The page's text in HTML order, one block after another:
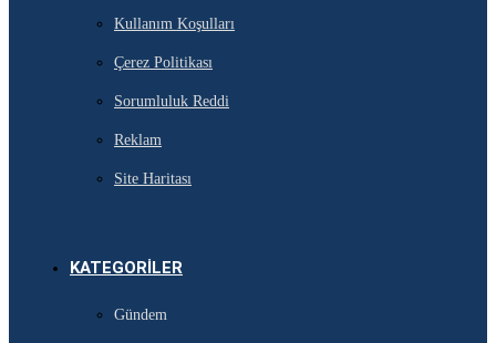
Kullanım Koşulları
Çerez Politikası
Sorumluluk Reddi
Reklam
Site Haritası
KATEGORILER
Gündem